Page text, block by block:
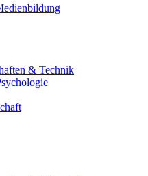
& Technik